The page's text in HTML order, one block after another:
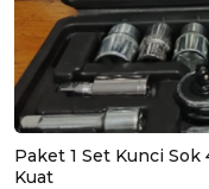
Paket 1 Set Kunci
Kuat